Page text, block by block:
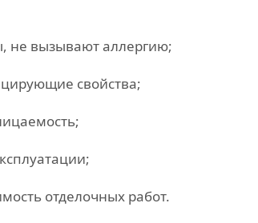
не вызывают аллергию;
свойства;
отделочных работ.